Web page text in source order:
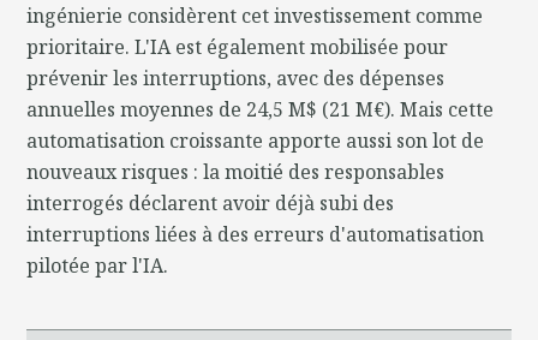
ingénierie considèrent cet investissement comme
prioritaire. L'IA est également mobilisée pour
prévenir les interruptions, avec des dépenses
annuelles moyennes de 24,5 M$ (21 M€). Mais cette
automatisation croissante apporte aussi son lot de
nouveaux risques : la moitié des responsables
interrogés déclarent avoir déjà subi des
interruptions liées à des erreurs d'automatisation
pilotée par l'IA.